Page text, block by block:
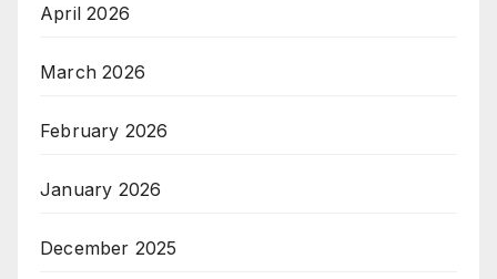
April 2026
March 2026
February 2026
January 2026
December 2025